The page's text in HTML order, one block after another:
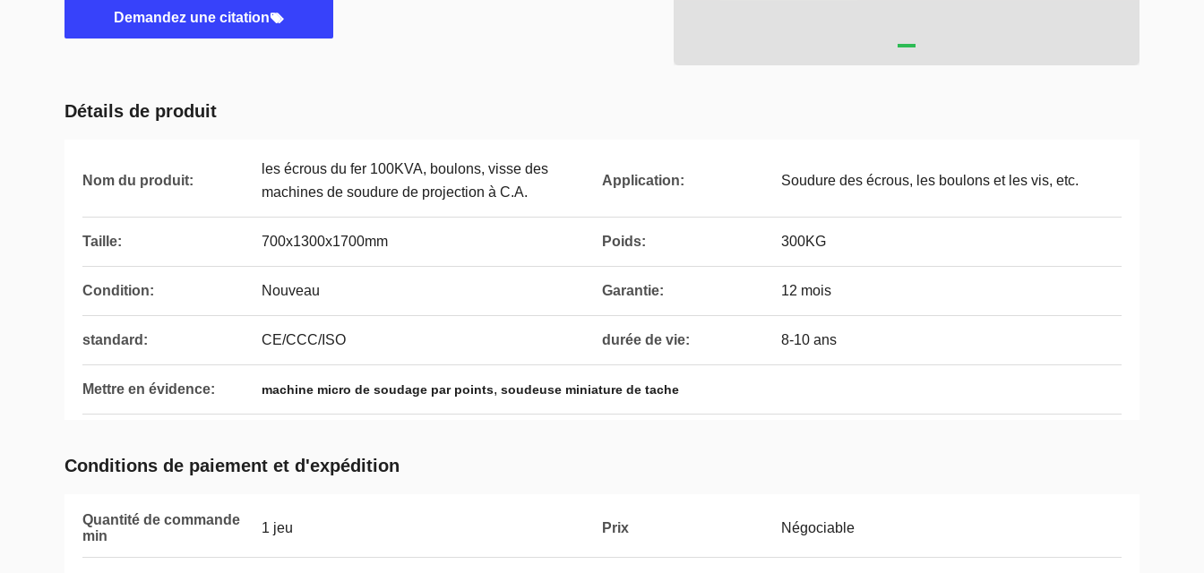
Demandez une citation
Détails de produit
Nom du produit:
les écrous du fer 100KVA, boulons, visse des
machines de soudure de projection à C.A.
Application: Soudure des écrous, les boulons et les vis, etc.
Taille: 700x1300x1700mm Poids: 300KG
Condition: Nouveau Garantie: 12 mois
standard: CE/CCC/ISO durée de vie: 8-10 ans
Mettre en évidence: machine micro de soudage par points, soudeuse miniature de tache
Conditions de paiement et d'expédition
Quantité de commande
min
1 jeu Prix Négociable